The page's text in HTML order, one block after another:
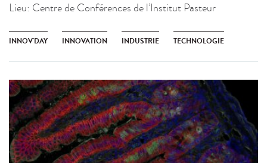
Lieu: Centre de Conférences de l’Institut Pasteur
INNOV'DAY INNOVATION INDUSTRIE TECHNOLOGIE